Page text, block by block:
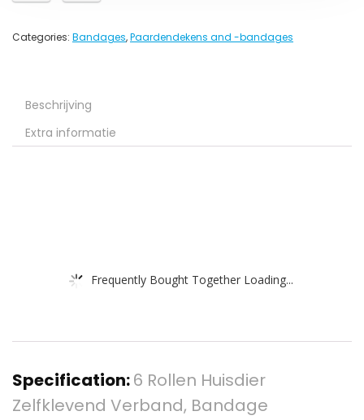
Categories: Bandages,Paardendekens and -bandages
Beschrijving
Extra informatie
Frequently Bought Together Loading...
Specification:6 Rollen Huisdier
Zelfklevend Verband, Bandage